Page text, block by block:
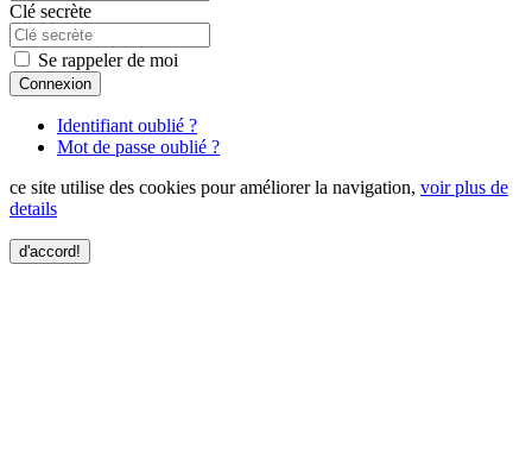
Clé secrète
Se rappeler de moi
Connexion
Identifiant oublié ?
Mot de passe oublié ?
ce site utilise des cookies pour améliorer la navigation, voir plus de
details
d'accord!